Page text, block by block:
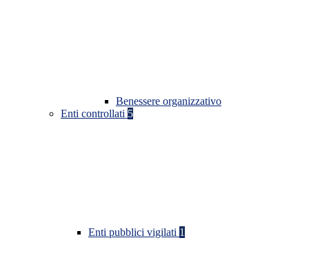
Benessere organizzativo
Enti controllati 5
Enti pubblici vigilati 1